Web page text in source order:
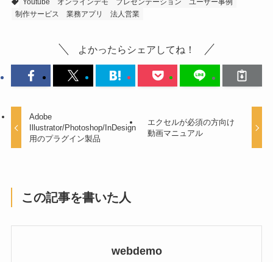
Youtube
オンラインデモ プレゼンテーション
ユーザー事例
制作サービス
業務アプリ 法人営業
よかったらシェアしてね！
Adobe
Illustrator/Photoshop/InDesign
用のプラグイン製品
エクセルが必須の方向け
動画マニュアル
この記事を書いた人
webdemo